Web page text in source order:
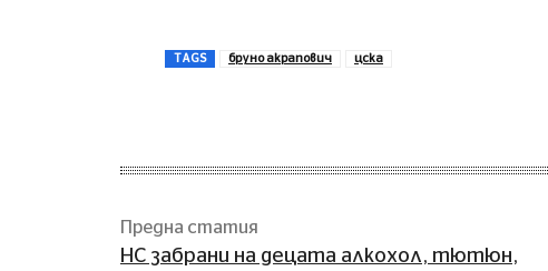
TAGS бруно акрапович цска
Предна статия
НС забрани на децата алкохол, тютюн,